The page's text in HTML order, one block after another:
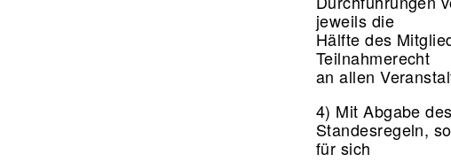
jeweils die
Hälfte des
Teilnahmerecht
an allen
4) Mit Abgabe
Standesregeln,
für sich